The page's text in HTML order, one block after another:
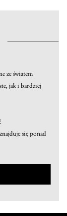
ze światem
jak i bardziej
się ponad